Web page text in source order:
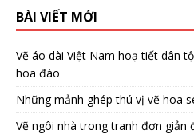
BÀI VIẾT MỚI
Vẽ áo dài Việt Nam hoạ tiết dân
hoa đào
Những mảnh ghép thú vị vẽ hoa
Vẽ ngôi nhà trong tranh đơn giản